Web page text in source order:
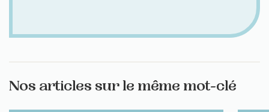
Nos articles sur le même mot-clé